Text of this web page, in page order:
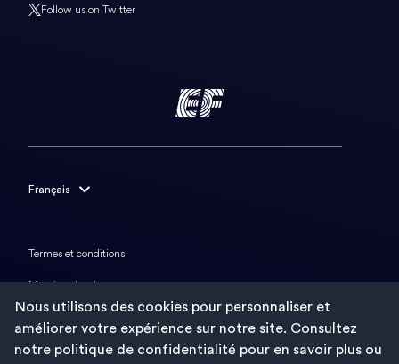
Follow us on Twitter
Français
Français
Deutsch
Italiano
Termes et conditions
Mentions légales
Nous utilisons des cookies pour personnaliser et
améliorer votre expérience sur notre site. Consultez
notre politique de confidentialité pour en savoir plus ou